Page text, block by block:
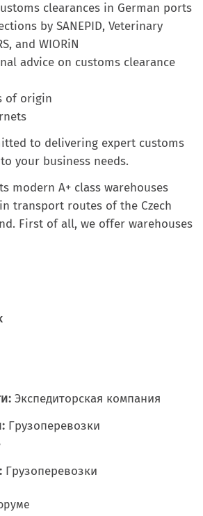
clearances in German ports
by SANEPID, Veterinary
and WIORiN
advice on customs clearance
of origin
to delivering expert customs
your business needs.
modern A+ class warehouses
transport routes of the Czech
First of all, we offer warehouses
Экспедиторская компания
Грузоперевозки
Грузоперевозки